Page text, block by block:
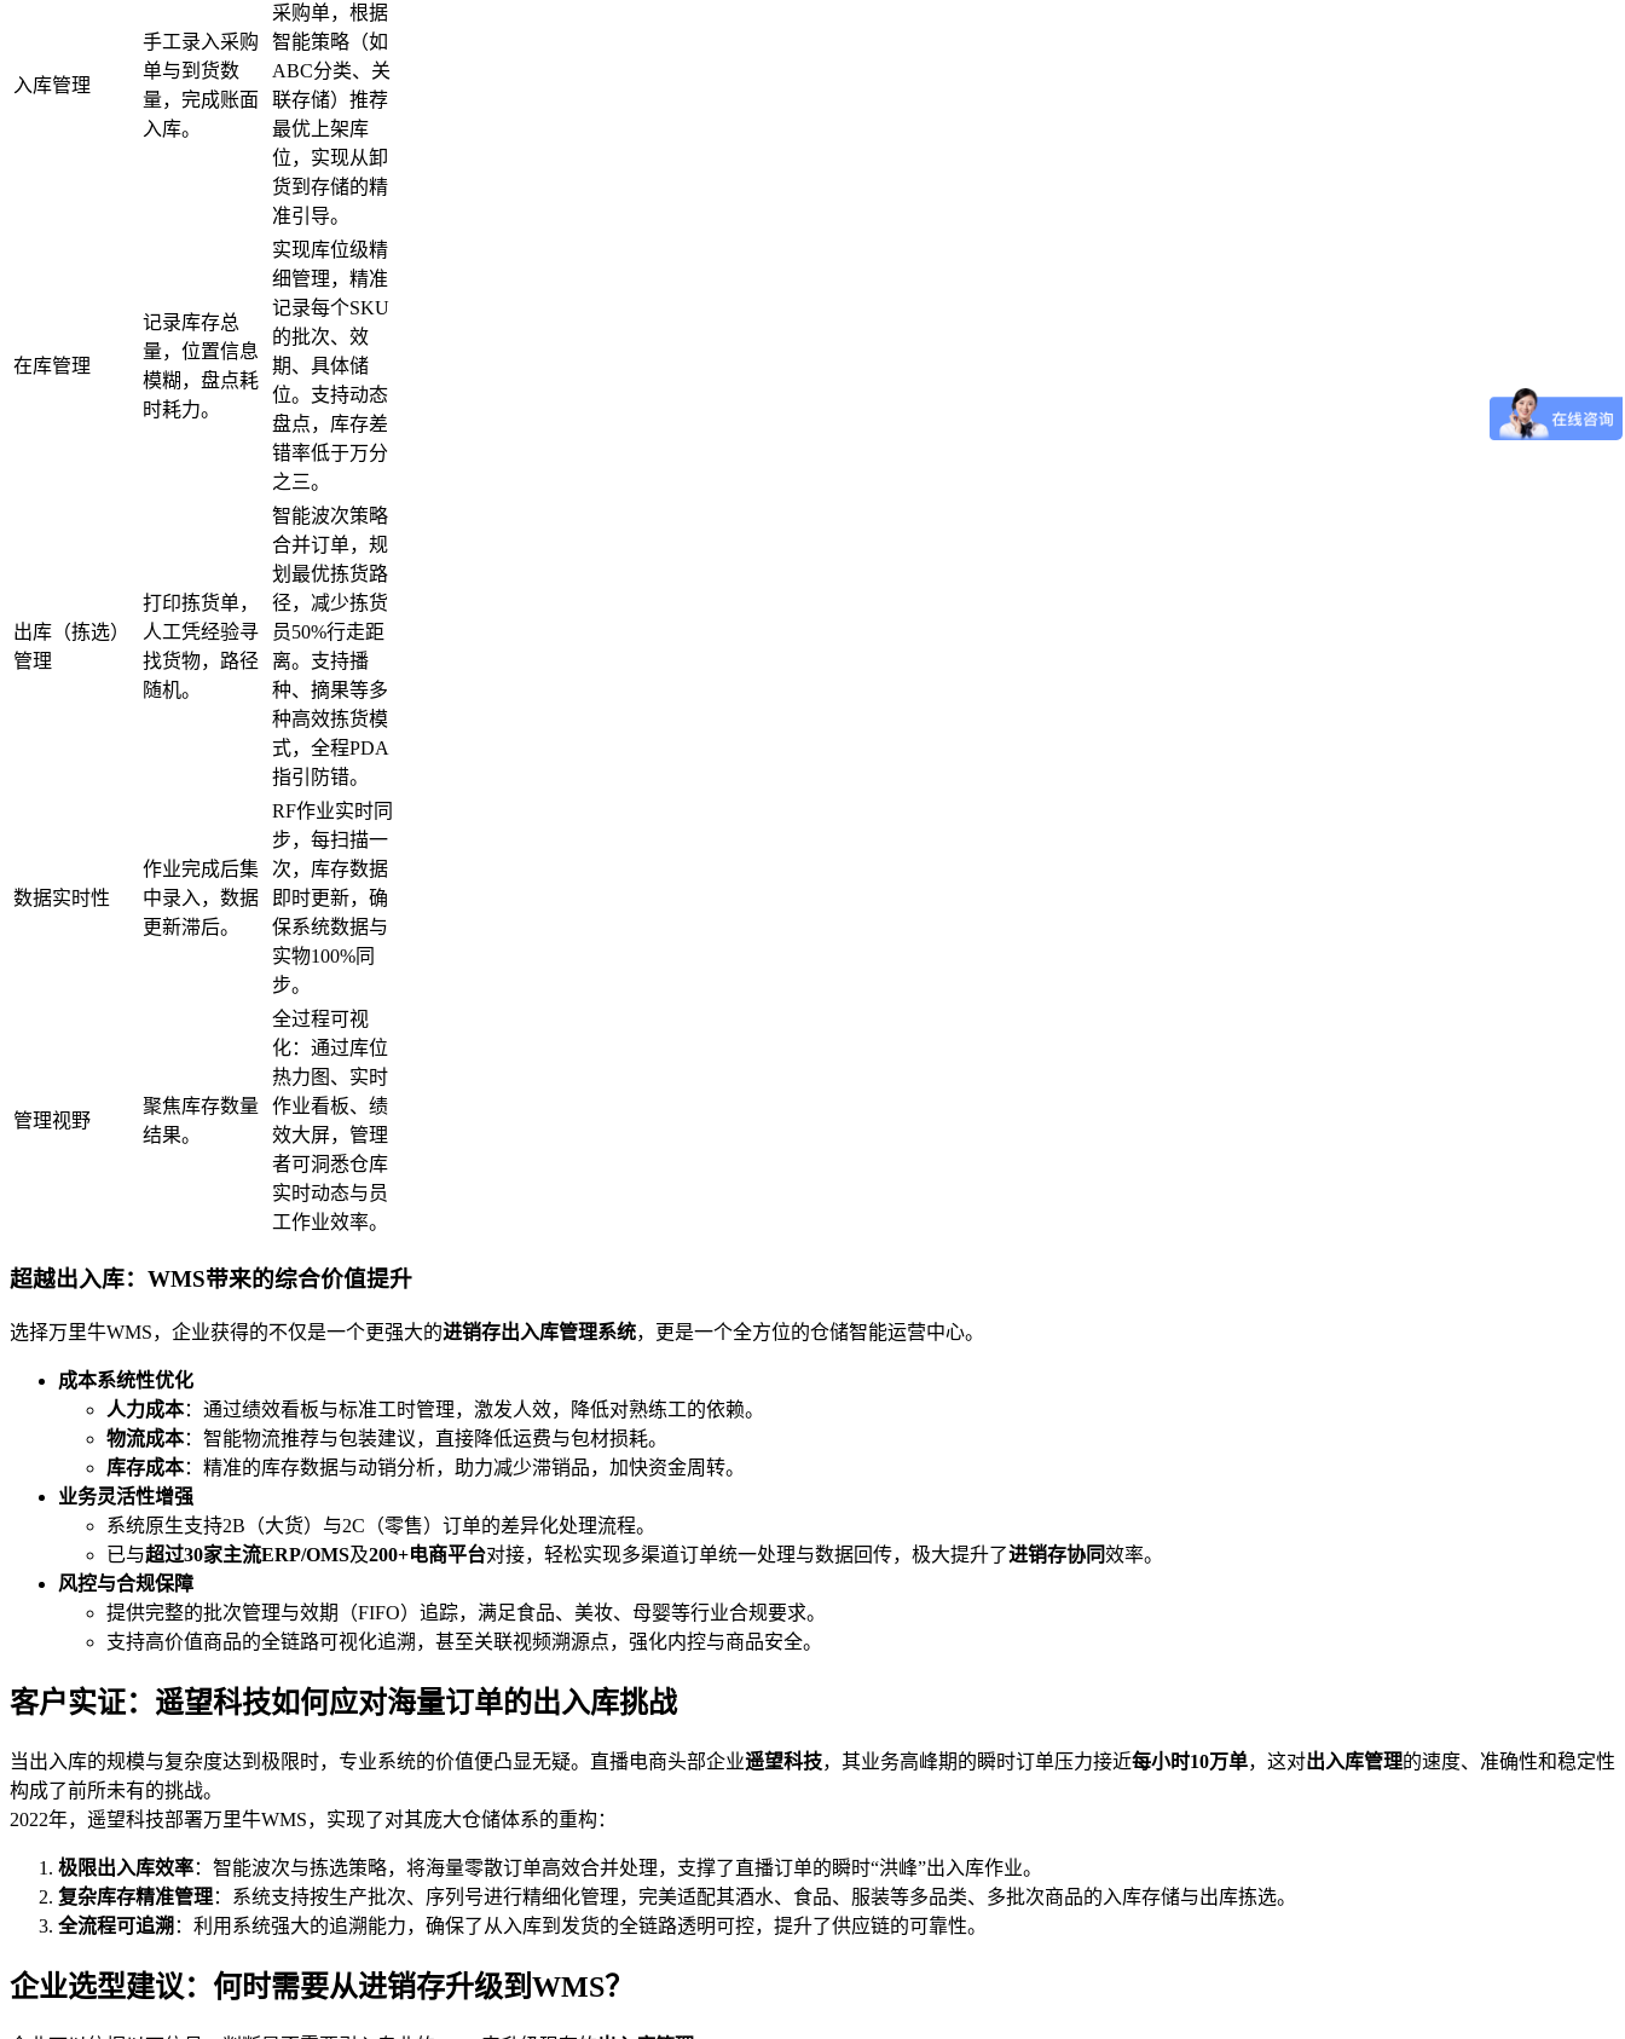
入库管理
手工录入采购
单与到货数
量，完成账面
入库。
采购单，根据
智能策略（如
ABC分类、关
联存储）推荐
最优上架库
位，实现从卸
货到存储的精
准引导。
在库管理
记录库存总
量，位置信息
模糊，盘点耗
时耗力。
实现库位级精
细管理，精准
记录每个SKU
的批次、效
期、具体储
位。支持动态
盘点，库存差
错率低于万分
之三。
出库（拣选）
管理
打印拣货单，
人工凭经验寻
找货物，路径
随机。
智能波次策略
合并订单，规
划最优拣货路
径，减少拣货
员50%行走距
离。支持播
种、摘果等多
种高效拣货模
式，全程PDA
指引防错。
数据实时性
作业完成后集
中录入，数据
更新滞后。
RF作业实时同
步，每扫描一
次，库存数据
即时更新，确
保系统数据与
实物100%同
步。
管理视野
聚焦库存数量
结果。
全过程可视
化：通过库位
热力图、实时
作业看板、绩
效大屏，管理
者可洞悉仓库
实时动态与员
工作业效率。
超越出入库：WMS带来的综合价值提升
选择万里牛WMS，企业获得的不仅是一个更强大的进销存出入库管理系统，更是一个全方位的仓储智能运营中心。
成本系统性优化
人力成本：通过绩效看板与标准工时管理，激发人效，降低对熟练工的依赖。
物流成本：智能物流推荐与包装建议，直接降低运费与包材损耗。
库存成本：精准的库存数据与动销分析，助力减少滞销品，加快资金周转。
业务灵活性增强
系统原生支持2B（大货）与2C（零售）订单的差异化处理流程。
已与超过30家主流ERP/OMS及200+电商平台对接，轻松实现多渠道订单统一处理与数据回传，极大提升了进销存协同效率。
风控与合规保障
提供完整的批次管理与效期（FIFO）追踪，满足食品、美妆、母婴等行业合规要求。
支持高价值商品的全链路可视化追溯，甚至关联视频溯源点，强化内控与商品安全。
客户实证：遥望科技如何应对海量订单的出入库挑战
当出入库的规模与复杂度达到极限时，专业系统的价值便凸显无疑。直播电商头部企业遥望科技，其业务高峰期的瞬时订单压力接近每小时10万单，这对出入库管理的速度、准确性和稳定性
构成了前所未有的挑战。
2022年，遥望科技部署万里牛WMS，实现了对其庞大仓储体系的重构：
极限出入库效率：智能波次与拣选策略，将海量零散订单高效合并处理，支撑了直播订单的瞬时“洪峰”出入库作业。
复杂库存精准管理：系统支持按生产批次、序列号进行精细化管理，完美适配其酒水、食品、服装等多品类、多批次商品的入库存储与出库拣选。
全流程可追溯 ：利用系统强大的追溯能力，确保了从入库到发货的全链路透明可控，提升了供应链的可靠性。
企业选型建议：何时需要从进销存升级到WMS？